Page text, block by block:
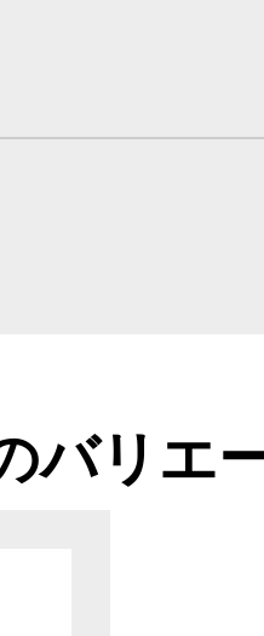
バリエ